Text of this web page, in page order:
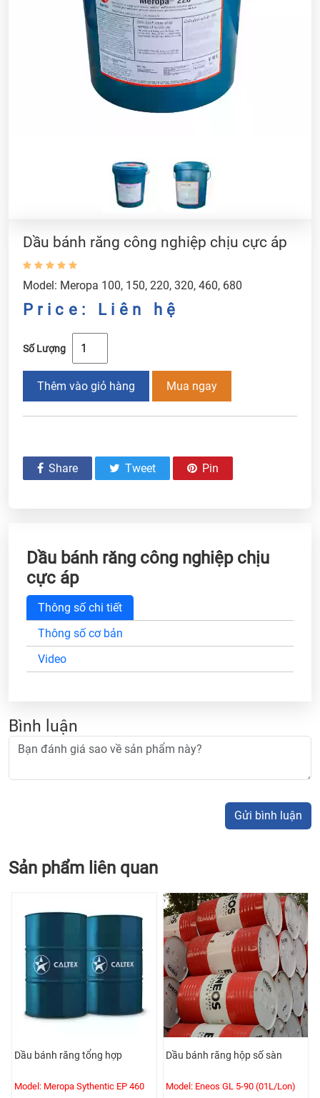
Dầu bánh răng công nghiệp chịu cực áp
Model: Meropa 100, 150, 220, 320, 460, 680
Price: Liên hệ
Số Lượng
Thêm vào giỏ hàng Mua ngay
Share Tweet Pin
Dầu bánh răng công nghiệp chịu
cực áp
Thông số chi tiết
Thông số cơ bản
Video
Bình luận
Gửi bình luận
Sản phẩm liên quan
Dầu bánh răng tổng hợp
Model: Meropa Sythentic EP 460
Dầu bánh răng hộp số sàn
Model: Eneos GL 5-90 (01L/Lon)